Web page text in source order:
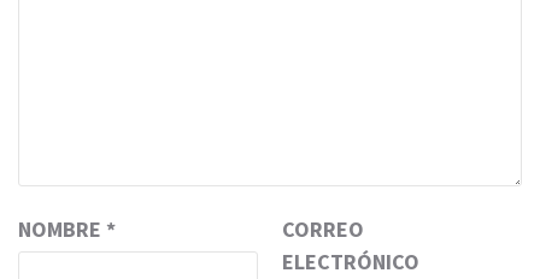
NOMBRE *
CORREO
ELECTRÓNICO